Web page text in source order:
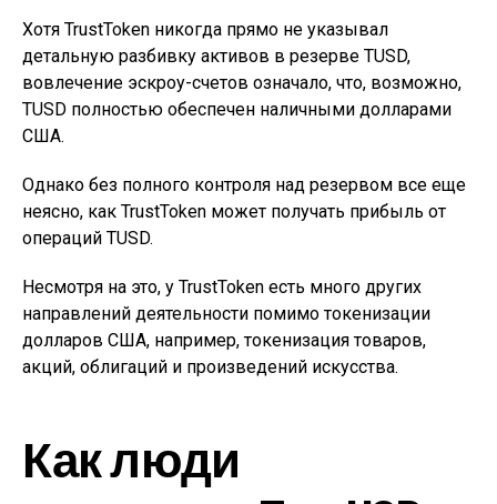
Хотя TrustToken никогда прямо не указывал
детальную разбивку активов в резерве TUSD,
вовлечение эскроу-счетов означало, что, возможно,
TUSD полностью обеспечен наличными долларами
США.
Однако без полного контроля над резервом все еще
неясно, как TrustToken может получать прибыль от
операций TUSD.
Несмотря на это, у TrustToken есть много других
направлений деятельности помимо токенизации
долларов США, например, токенизация товаров,
акций, облигаций и произведений искусства.
Как люди